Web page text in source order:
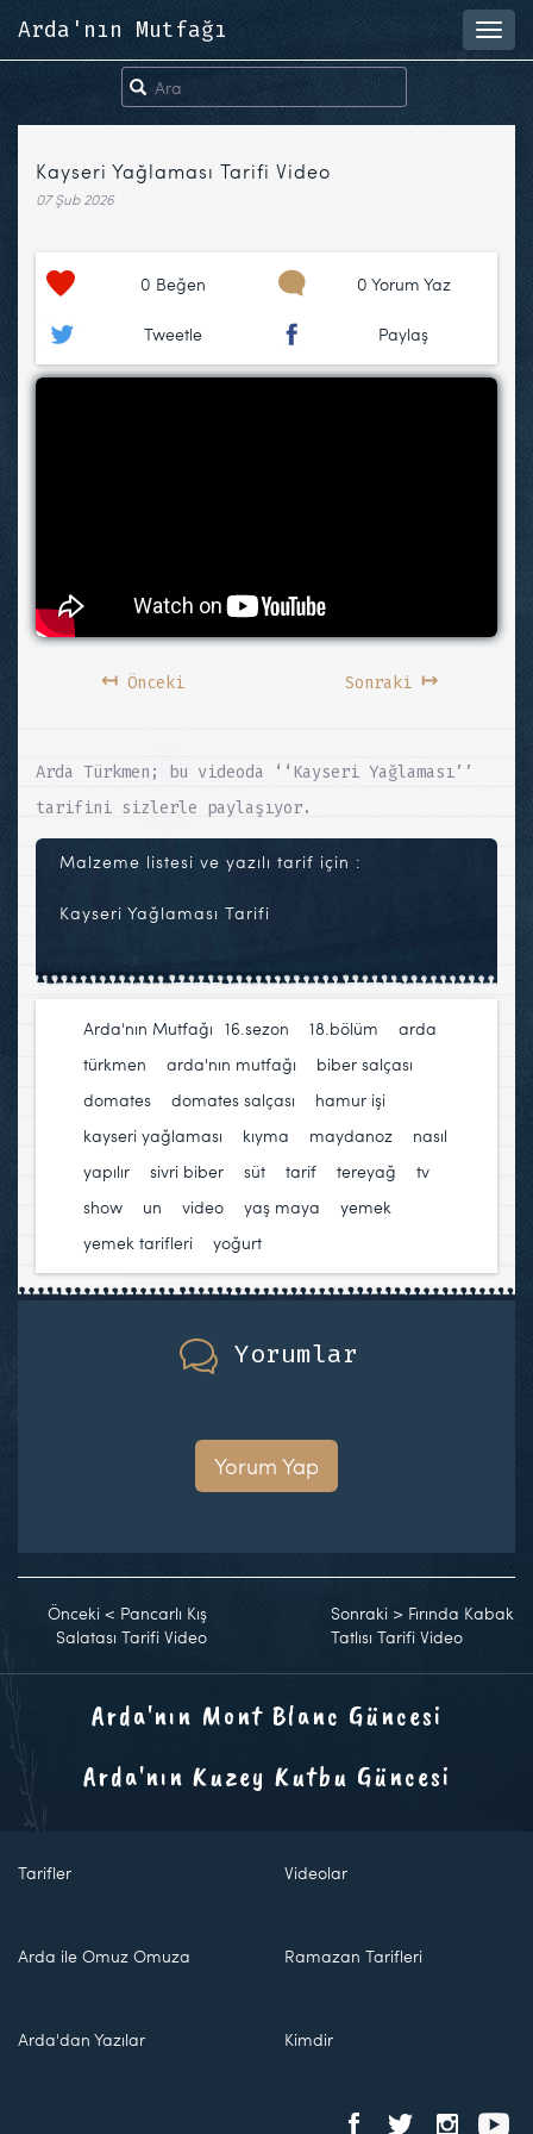
Arda'nın Mutfağı
Kayseri Yağlaması Tarifi Video
07 Şub 2026
0 Beğen 0 Yorum Yaz
Tweetle Paylaş
↤Önceki Sonraki ↦
Arda Türkmen; bu videoda ‘‘Kayseri Yağlaması’’
tarifini sizlerle paylaşıyor.
Malzeme listesi ve yazılı tarif için :
Kayseri Yağlaması Tarifi
Arda'nın Mutfağı 16.sezon 18.bölüm
arda
türkmen
arda'nın mutfağı biber salçası
domates
domates salçası hamur işi
kayseri yağlaması
kıyma maydanoz
nasıl
yapılır
sivri biber süt tarif tereyağ
tv
show
un video yaş maya yemek
yemek tarifleri
yoğurt
Yorumlar
Yorum Yap
Önceki < Pancarlı Kış
Salatası Tarifi Video
Sonraki > Fırında Kabak
Tatlısı Tarifi Video
Arda'nın Mont Blanc Güncesi
Arda'nın Kuzey Kutbu Güncesi
Tarifler Videolar
Arda ile Omuz Omuza Ramazan Tarifleri
Arda'dan Yazılar Kimdir